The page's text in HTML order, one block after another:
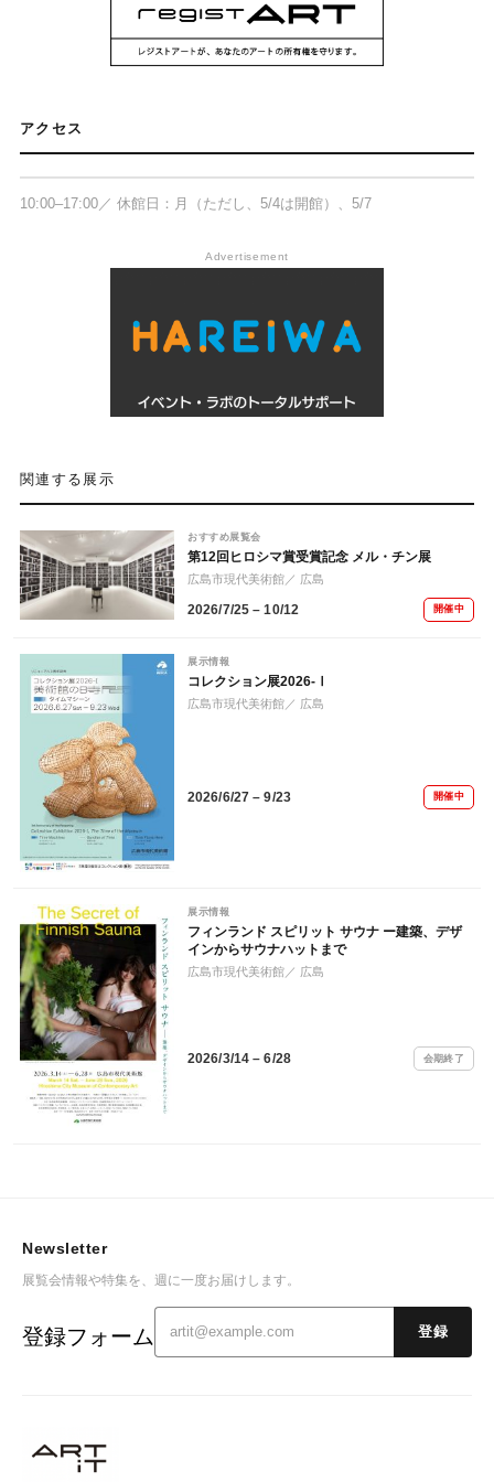
アクセス
1-1
10:00–17:00／ 休館日：月（ただし、5/4は開館）、5/7
Advertisement
関連する展示
おすすめ展覧会
第12回ヒロシマ賞受賞記念 メル・チン展
広島市現代美術館 ／ 広島
2026/7/25 – 10/12 開催中
展示情報
コレクション展2026-Ⅰ
広島市現代美術館 ／ 広島
2026/6/27 – 9/23 開催中
展示情報
フィンランド スピリット サウナ ー建築、デザ
インからサウナハットまで
広島市現代美術館 ／ 広島
2026/3/14 – 6/28 会期終了
Newsletter
展覧会情報や特集を、週に一度お届けします。
登録フォーム 登録